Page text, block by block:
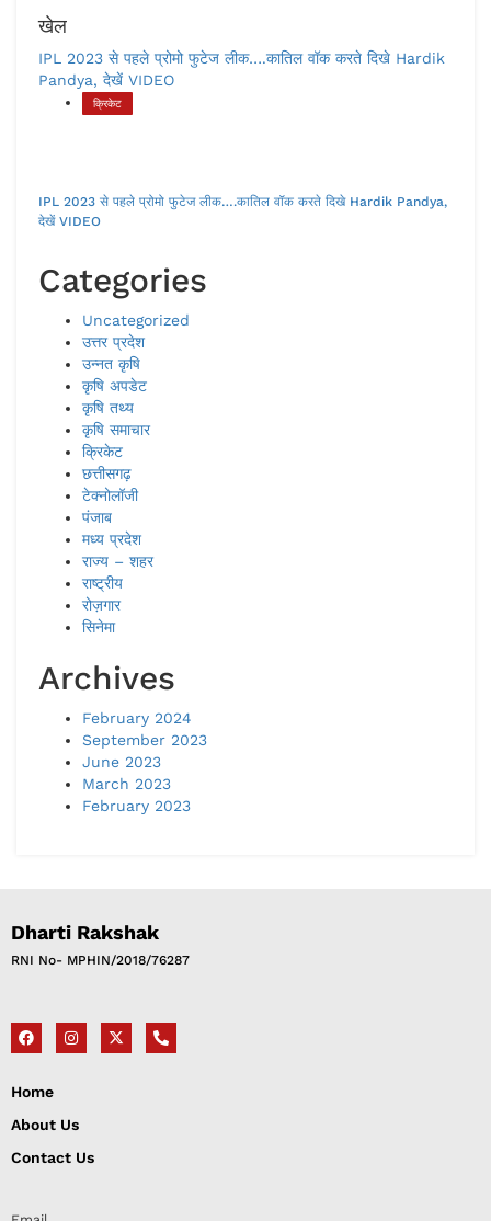
खेल
IPL 2023 से पहले प्रोमो फुटेज लीक….कातिल वॉक करते दिखे Hardik
Pandya, देखें VIDEO
क्रिकेट
IPL 2023 से पहले प्रोमो फुटेज लीक….कातिल वॉक करते दिखे Hardik Pandya,
देखें VIDEO
Categories
Uncategorized
उत्तर प्रदेश
उन्नत कृषि
कृषि अपडेट
कृषि तथ्य
कृषि समाचार
क्रिकेट
छत्तीसगढ़
टेक्नोलॉजी
पंजाब
मध्य प्रदेश
राज्य – शहर
राष्ट्रीय
रोज़गार
सिनेमा
Archives
February 2024
September 2023
June 2023
March 2023
February 2023
Dharti Rakshak
RNI No- MPHIN/2018/76287​
Home
About Us
Contact Us